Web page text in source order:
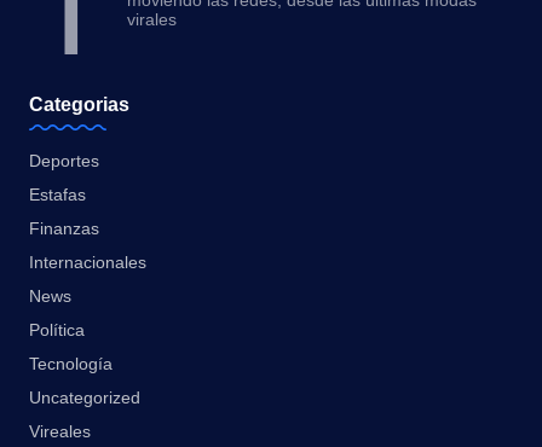
virales
Categorias
Deportes
Estafas
Finanzas
Internacionales
News
Política
Tecnología
Uncategorized
Vireales